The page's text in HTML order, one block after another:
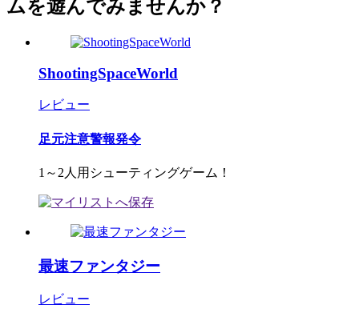
ムを遊んでみませんか？
ShootingSpaceWorld
レビュー
足元注意警報発令
1～2人用シューティングゲーム！
最速ファンタジー
レビュー